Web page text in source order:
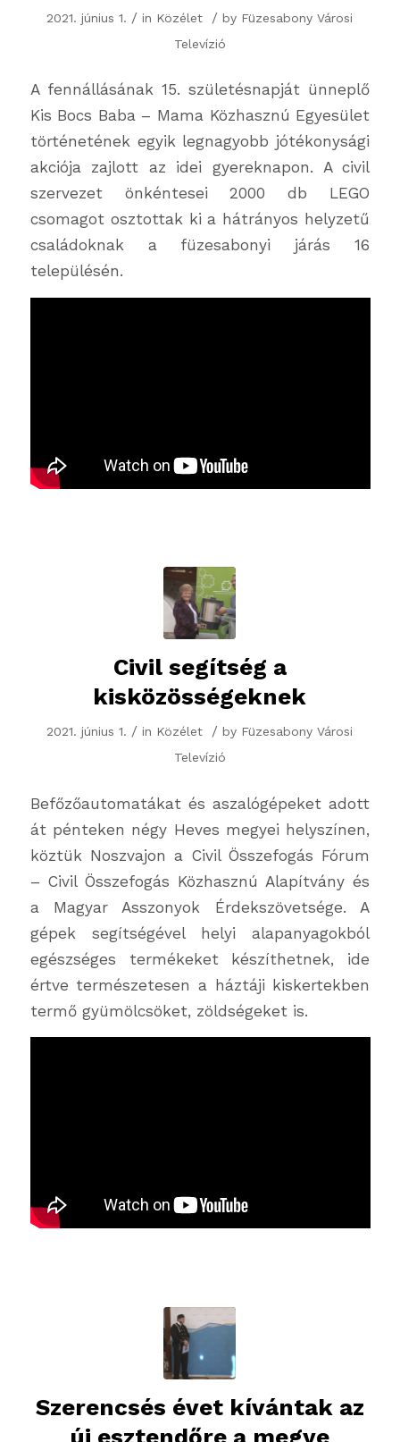
2021. június 1. / in Közélet / by Füzesabony Városi
Televízió
A fennállásának 15. születésnapját ünneplő
Kis Bocs Baba – Mama Közhasznú Egyesület
történetének egyik legnagyobb jótékonysági
akciója zajlott az idei gyereknapon. A civil
szervezet önkéntesei 2000 db LEGO
csomagot osztottak ki a hátrányos helyzetű
családoknak a füzesabonyi járás 16
településén.
Civil segítség a
kisközösségeknek
2021. június 1. / in Közélet / by Füzesabony Városi
Televízió
Befőzőautomatákat és aszalógépeket adott
át pénteken négy Heves megyei helyszínen,
köztük Noszvajon a Civil Összefogás Fórum
– Civil Összefogás Közhasznú Alapítvány és
a Magyar Asszonyok Érdekszövetsége. A
gépek segítségével helyi alapanyagokból
egészséges termékeket készíthetnek, ide
értve természetesen a háztáji kiskertekben
termő gyümölcsöket, zöldségeket is.
Szerencsés évet kívántak az
új esztendőre a megye